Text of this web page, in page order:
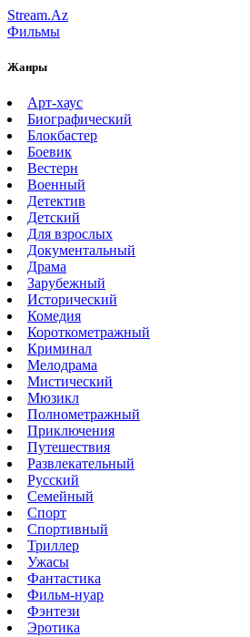
Stream.Az
Фильмы
Жанры
Арт-хаус
Биографический
Блокбастер
Боевик
Вестерн
Военный
Детектив
Детский
Для взрослых
Документальный
Драма
Зарубежный
Исторический
Комедия
Короткометражный
Криминал
Мелодрама
Мистический
Мюзикл
Полнометражный
Приключения
Путешествия
Развлекательный
Русский
Семейный
Спорт
Спортивный
Триллер
Ужасы
Фантастика
Фильм-нуар
Фэнтези
Эротика